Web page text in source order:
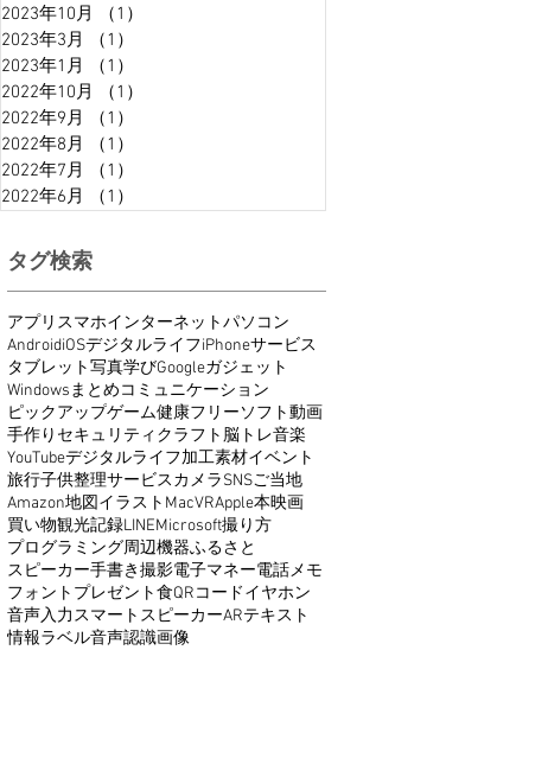
2023年10月
（1）
2023年3月
（1）
2023年1月
（1）
2022年10月
（1）
2022年9月
（1）
2022年8月
（1）
2022年7月
（1）
2022年6月
（1）
タグ検索
アプリ スマホインターネットパソコン
AndroidiOSデジタルライフiPhoneサービス
タブレット写真学びGoogleガジェット
Windowsまとめコミュニケーション
ピックアップゲーム健康フリーソフト動画
手作り セキュリティ クラフト脳トレ音楽
YouTubeデジタルライフ加工素材イベント
旅行子供整理サービスカメラSNSご当地
Amazon地図イラスト MacVRApple本映画
買い物観光記録LINEMicrosoft撮り方
プログラミング周辺機器ふるさと
スピーカー手書き撮影電子マネー電話メモ
フォント プレゼント食QRコードイヤホン
音声入力スマートスピーカーARテキスト
情報ラベル音声認識画像